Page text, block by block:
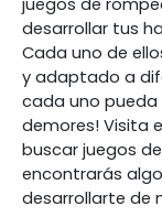
juegos de
desarrollar tus
Cada uno de
y adaptado a
cada uno pueda
demores! Visita
buscar juegos
encontrarás
desarrollarte de